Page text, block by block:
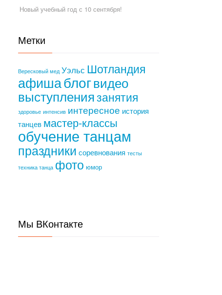
Новый учебный год с 10 сентября!
Метки
Вересковый мед Уэльс Шотландия
афишаблогвидео
выступлениязанятия
здоровье интенсив интересное история
танцев мастер-классы
обучение танцам
праздники соревнования тесты
техника танца фото юмор
Мы ВКонтакте